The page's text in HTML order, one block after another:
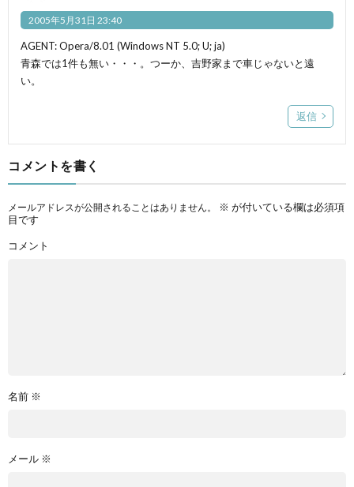
2005年5月31日 23:40
AGENT: Opera/8.01 (Windows NT 5.0; U; ja)
青森では1件も無い・・・。つーか、吉野家まで車じゃないと遠
い。
返信
コメントを書く
メールアドレスが公開されることはありません。 ※ が付いている欄は必須項
目です
コメント
名前 ※
メール ※